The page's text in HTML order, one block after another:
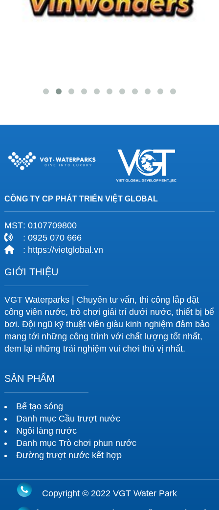
CÔNG TY CP PHÁT TRIỂN VIỆT GLOBAL
MST: 0107709800
: 0925 070 666
: https://vietglobal.vn
GIỚI THIỆU
VGT Waterparks | Chuyên tư vấn, thi công lắp đặt
công viên nước, trò chơi giải trí dưới nước, thiết bị bể
bơi. Đội ngũ kỹ thuật viên giàu kinh nghiệm đảm bảo
mang tới những công trình với chất lượng tốt nhất,
đem lại những trải nghiệm vui chơi thú vị nhất.
SẢN PHẨM
Bể tạo sóng
Danh mục Cầu trượt nước
Ngôi làng nước
Danh mục Trò chơi phun nước
Đường trượt nước kết hợp
Copyright © 2022 VGT Water Park